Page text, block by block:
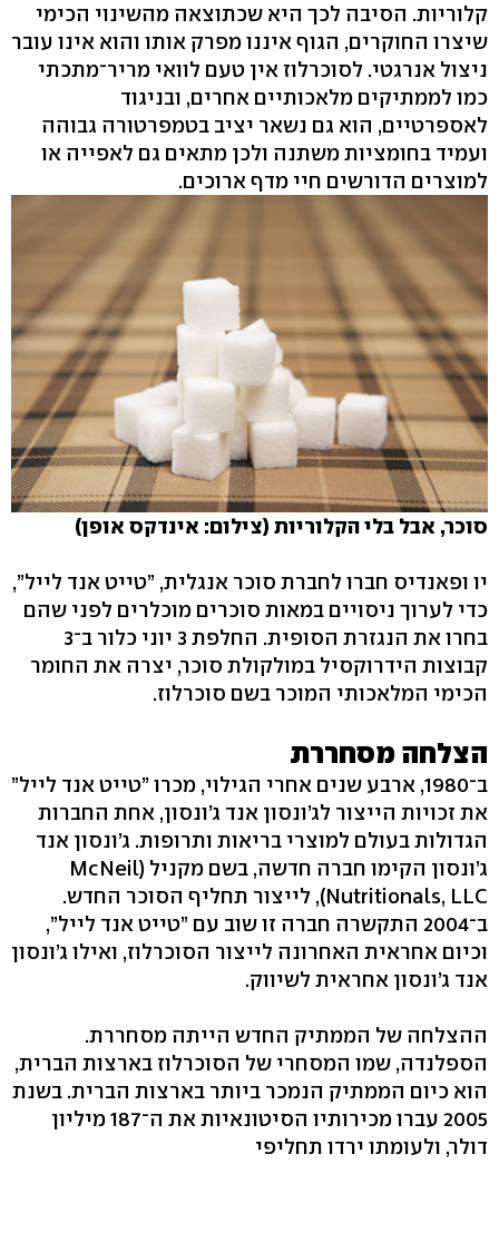
קלוריות. הסיבה לכך היא שכתוצאה מהשינוי הכימי
שיצרו החוקרים, הגוף איננו מפרק אותו והוא אינו עובר
ניצול אנרגטי. לסוכרלוז אין טעם לוואי מריר־מתכתי
כמו לממתיקים מלאכותיים אחרים, ובניגוד
לאספרטיים, הוא גם נשאר יציב בטמפרטורה גבוהה
ועמיד בחומציות משתנה ולכן מתאים גם לאפייה או
למוצרים הדורשים חיי מדף ארוכים.
סוכר, אבל בלי הקלוריות (צילום: אינדקס אופן)
יו ופאנדיס חברו לחברת סוכר אנגלית, ”טייט אנד לייל”,
כדי לערוך ניסויים במאות סוכרים מוכלרים לפני שהם
בחרו את הנגזרת הסופית. החלפת 3 יוני כלור ב־3
קבוצות הידרוקסיל במולקולת סוכר, יצרה את החומר
הכימי המלאכותי המוכר בשם סוכרלוז.
הצלחה מסחררת
ב־1980, ארבע שנים אחרי הגילוי, מכרו ”טייט אנד לייל”
את זכויות הייצור לג’ונסון אנד ג’ונסון, אחת החברות
הגדולות בעולם למוצרי בריאות ותרופות. ג’ונסון אנד
ג’ונסון הקימו חברה חדשה, בשם מקניל (McNeil
Nutritionals, LLC), לייצור תחליף הסוכר החדש.
ב־2004 התקשרה חברה זו שוב עם ”טייט אנד לייל”,
וכיום אחראית האחרונה לייצור הסוכרלוז, ואילו ג’ונסון
אנד ג’ונסון אחראית לשיווק.
ההצלחה של הממתיק החדש הייתה מסחררת.
הספלנדה, שמו המסחרי של הסוכרלוז בארצות הברית,
הוא כיום הממתיק הנמכר ביותר בארצות הברית. בשנת
2005 עברו מכירותיו הסיטונאיות את ה־187 מיליון
דולר, ולעומתו ירדו תחליפי